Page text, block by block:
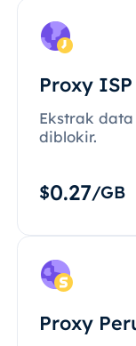
Proxy
Ekstrak
diblokir.
$0.27/GB
Proxy